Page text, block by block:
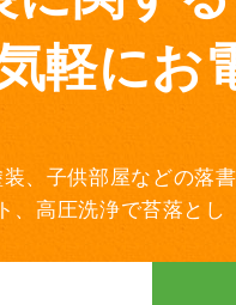
軽にお
、子供部屋などの落
、高圧洗浄で苔落と